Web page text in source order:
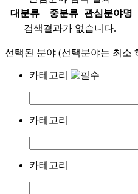
대분류
중분류
관심분야명
검색결과가 없습니다.
선택된 분야 (선택분야는 최소
카테고리
카테고리
카테고리